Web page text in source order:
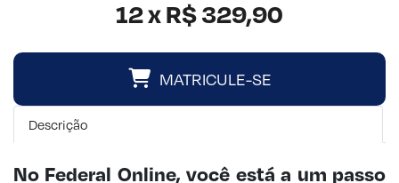
Descrição
No Federal Online, você está a um passo
12 x R$ 329,90
MATRICULE-SE